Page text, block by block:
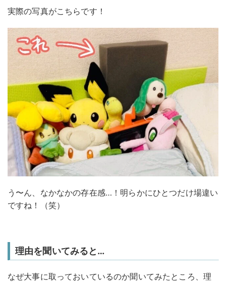
実際の写真がこちらです！
う〜ん、なかなかの存在感…！明らかにひとつだけ場違い
ですね！（笑）
理由を聞いてみると…
なぜ大事に取っておいているのか聞いてみたところ、理